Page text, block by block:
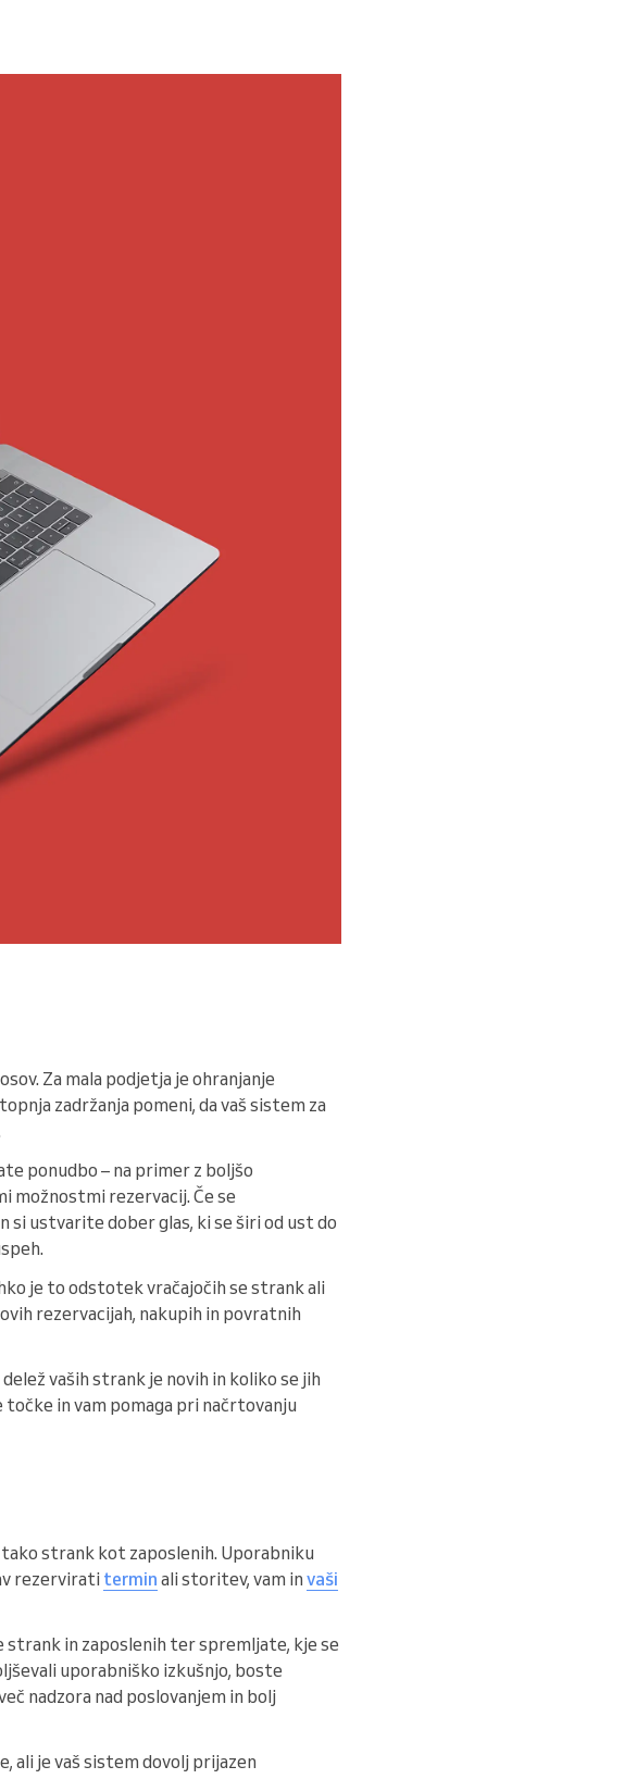
Za mala podjetja je ohranjanje
zadržanja pomeni, da vaš sistem za
ponudbo – na primer z boljšo
možnostmi rezervacij. Če se
si ustvarite dober glas, ki se širi od ust do
je to odstotek vračajočih se strank ali
rezervacijah, nakupih in povratnih
vaših strank je novih in koliko se jih
in vam pomaga pri načrtovanju
strank kot zaposlenih. Uporabniku
rezervirati termin ali storitev, vam in vaši
in zaposlenih ter spremljate, kje se
uporabniško izkušnjo, boste
nadzora nad poslovanjem in bolj
ali je vaš sistem dovolj prijazen